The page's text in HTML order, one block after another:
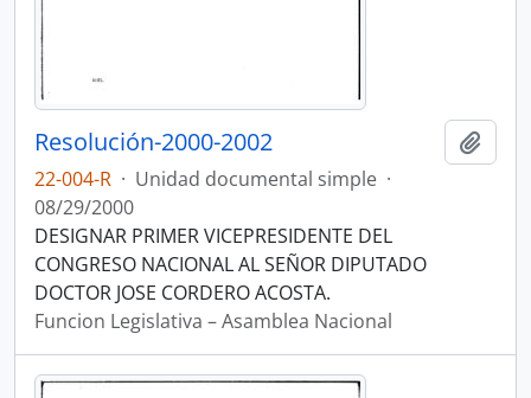
Resolución-2000-2002
22-004-R · Unidad documental simple ·
08/29/2000
DESIGNAR PRIMER VICEPRESIDENTE DEL
CONGRESO NACIONAL AL SEÑOR DIPUTADO
DOCTOR JOSE CORDERO ACOSTA.
Funcion Legislativa – Asamblea Nacional